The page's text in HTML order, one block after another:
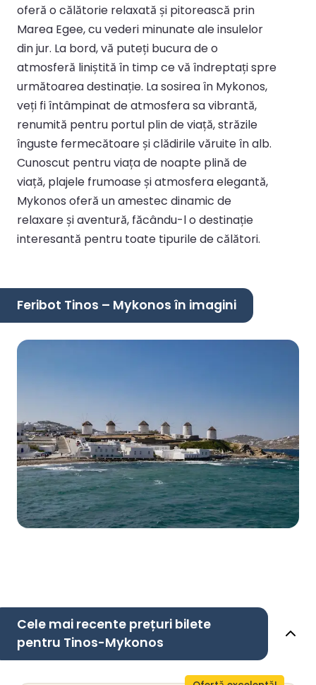
oferă o călătorie relaxată și pitorească prin
Marea Egee, cu vederi minunate ale insulelor
din jur. La bord, vă puteți bucura de o
atmosferă liniștită în timp ce vă îndreptați spre
următoarea destinație. La sosirea în Mykonos,
veți fi întâmpinat de atmosfera sa vibrantă,
renumită pentru portul plin de viață, străzile
înguste fermecătoare și clădirile văruite în alb.
Cunoscut pentru viața de noapte plină de
viață, plajele frumoase și atmosfera elegantă,
Mykonos oferă un amestec dinamic de
relaxare și aventură, făcându-l o destinație
interesantă pentru toate tipurile de călători.
Feribot Tinos – Mykonos în imagini
Cele mai recente prețuri bilete
pentru Tinos-Mykonos